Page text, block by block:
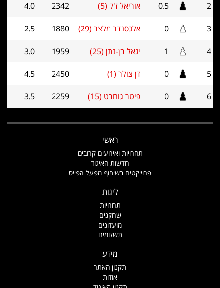
2
0.5 אוריאל ז'ק (5) 2342
4.0
3
0 אלכסנדר מלצר (29) 1880
2.5
4
1 יגאל בן-נתן (25) 1959
3.0
5
0 דן צולר (1) 2450
4.5
6
0 פיטר גוחבט (15) 2259
3.5
ראשי
תחרויות ואירועים קרובים
חדשות האיגוד
פרוייקטים בשיתוף מפעל הפייס
ליגות
תחרויות
שחקנים
מועדונים
תשלומים
מידע
תקנון האתר
אודות